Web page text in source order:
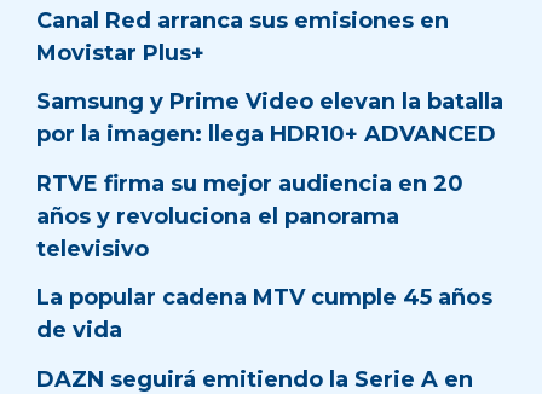
Canal Red arranca sus emisiones en
Movistar Plus+
Samsung y Prime Video elevan la batalla
por la imagen: llega HDR10+ ADVANCED
RTVE firma su mejor audiencia en 20
años y revoluciona el panorama
televisivo
La popular cadena MTV cumple 45 años
de vida
DAZN seguirá emitiendo la Serie A en